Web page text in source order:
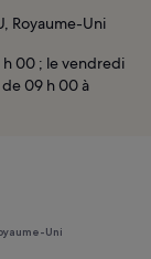
Royaume-Uni
h 00 ; le vendredi
09 h 00 à
Uni